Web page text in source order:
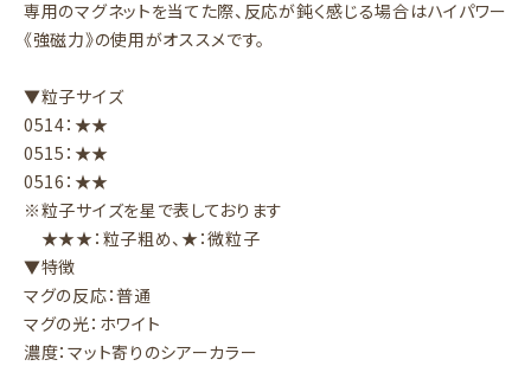
専用のマグネットを当てた際、反応が鈍く感じる場合はハイパワー
《強磁力》の使用がオススメです。
▼粒子サイズ
0514：★★
0515：★★
0516：★★
※粒子サイズを星で表しております
★★★：粒子粗め、★：微粒子
▼特徴
マグの反応：普通
マグの光：ホワイト
濃度：マット寄りのシアーカラー